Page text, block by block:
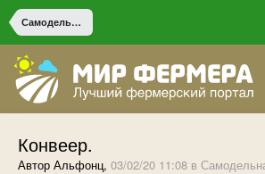
Самодельная сельхоз техника
Конвеер.
Автор Альфонц, 03/02/20 11:08 в